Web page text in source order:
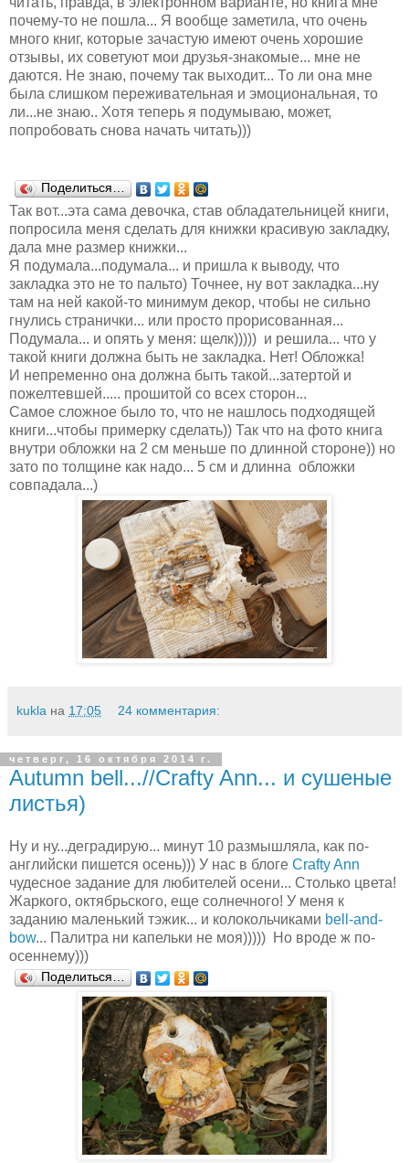
почему-то не пошла... Я вообще заметила, что очень
много книг, которые зачастую имеют очень хорошие
отзывы, их советуют мои друзья-знакомые... мне не
даются. Не знаю, почему так выходит... То ли она мне
была слишком переживательная и эмоциональная, то
ли...не знаю.. Хотя теперь я подумываю, может,
попробовать снова начать читать)))
Поделиться…
Так вот...эта сама девочка, став обладательницей книги,
попросила меня сделать для книжки красивую закладку,
дала мне размер книжки...
Я подумала...подумала... и пришла к выводу, что
закладка это не то пальто) Точнее, ну вот закладка...ну
там на ней какой-то минимум декор, чтобы не сильно
гнулись странички... или просто прорисованная...
Подумала... и опять у меня: щелк))))) и решила... что у
такой книги должна быть не закладка. Нет! Обложка!
И непременно она должна быть такой...затертой и
пожелтевшей..... прошитой со всех сторон...
Самое сложное было то, что не нашлось подходящей
книги...чтобы примерку сделать)) Так что на фото книга
внутри обложки на 2 см меньше по длинной стороне)) но
зато по толщине как надо... 5 см и длинна обложки
совпадала...)
kukla на 17:05 24 комментария:
четверг, 16 октября 2014 г.
Autumn bell...//Crafty Ann... и сушеные
листья)
Ну и ну...деградирую... минут 10 размышляла, как по-
английски пишется осень))) У нас в блоге Сrafty Ann
чудесное задание для любителей осени... Столько цвета!
Жаркого, октябрьского, еще солнечного! У меня к
заданию маленький тэжик... и колокольчиками bell-and-
bow... Палитра ни капельки не моя))))) Но вроде ж по-
осеннему)))
Поделиться…